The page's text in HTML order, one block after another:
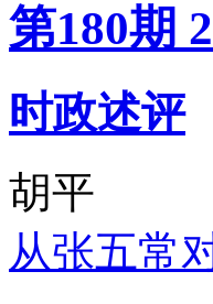
第180期
时政述评
胡平
从张五常